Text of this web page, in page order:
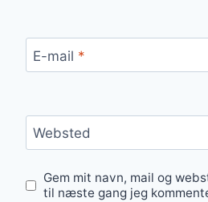
E-mail *
Websted
Gem mit navn, mail og
til næste gang jeg